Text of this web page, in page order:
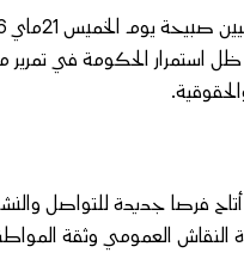
استمرار الحكومة في
أتاح فرصا جديدة للتواصل
النقاش العمومي وثقة